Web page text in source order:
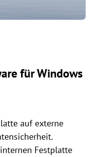
für Windows
auf externe
Festplatte